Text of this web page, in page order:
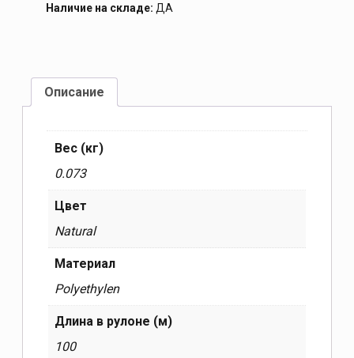
Наличие на складе: ДА
Описание
Вес (кг)
0.073
Цвет
Natural
Материал
Polyethylen
Длина в рулоне (м)
100